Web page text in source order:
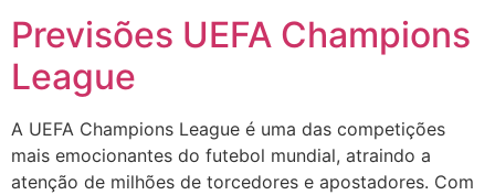
Previsões UEFA Champions
League
A UEFA Champions League é uma das competições
mais emocionantes do futebol mundial, atraindo a
atenção de milhões de torcedores e apostadores. Com